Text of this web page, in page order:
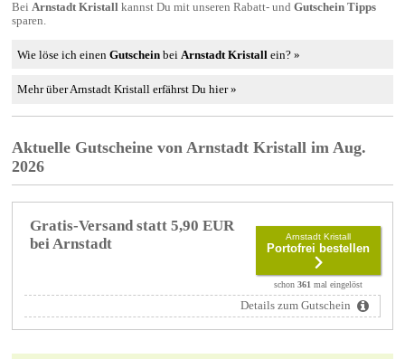
Bei Arnstadt Kristallkannst Du mit unseren Rabatt- und Gutschein Tipps
sparen.
Wie löse ich einenGutschein bei Arnstadt Kristall ein? »
Mehr über Arnstadt Kristall erfährst Du hier »
Aktuelle Gutscheine von Arnstadt Kristall im Aug.
2026
Gratis-Versand statt 5,90 EUR
bei Arnstadt
Arnstadt Kristall
Portofrei bestellen
schon361 mal eingelöst
Details zum Gutschein